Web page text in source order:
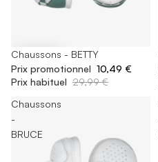
-65%
Chaussons - BETTY
Prix promotionnel 10,49 €
Prix habituel 29,99 €
Chaussons
-
BRUCE